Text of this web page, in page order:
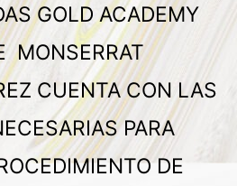
GOLD ACADEMY
MONSERRAT
CUENTA CON LAS
PARA
DE